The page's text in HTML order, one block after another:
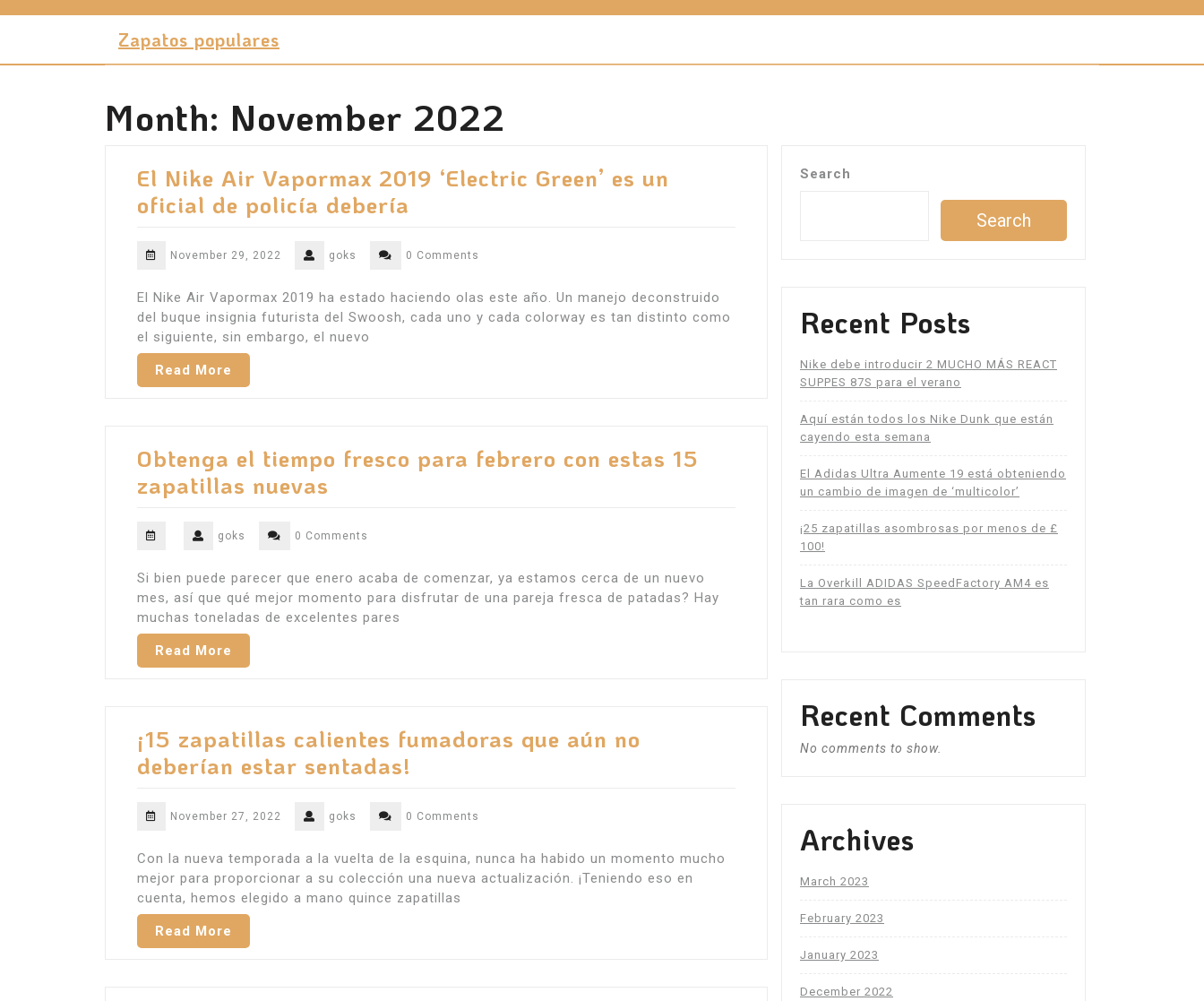
Zapatos populares
Month: November 2022
El Nike Air Vapormax 2019 ‘Electric Green’ es un
oficial de policía debería
November 29, 2022 goks 0 Comments
El Nike Air Vapormax 2019 ha estado haciendo olas este año. Un manejo deconstruido
del buque insignia futurista del Swoosh, cada uno y cada colorway es tan distinto como
el siguiente, sin embargo, el nuevo
Read More
Obtenga el tiempo fresco para febrero con estas 15
zapatillas nuevas
goks 0 Comments
Si bien puede parecer que enero acaba de comenzar, ya estamos cerca de un nuevo
mes, así que qué mejor momento para disfrutar de una pareja fresca de patadas? Hay
muchas toneladas de excelentes pares
Read More
¡15 zapatillas calientes fumadoras que aún no
deberían estar sentadas!
November 27, 2022 goks 0 Comments
Con la nueva temporada a la vuelta de la esquina, nunca ha habido un momento mucho
mejor para proporcionar a su colección una nueva actualización. ¡Teniendo eso en
cuenta, hemos elegido a mano quince zapatillas
Read More
Search
Search
Recent Posts
Nike debe introducir 2 MUCHO MÁS REACT
SUPPES 87S para el verano
Aquí están todos los Nike Dunk que están
cayendo esta semana
El Adidas Ultra Aumente 19 está obteniendo
un cambio de imagen de ‘multicolor’
¡25 zapatillas asombrosas por menos de £
100!
La Overkill ADIDAS SpeedFactory AM4 es
tan rara como es
Recent Comments
No comments to show.
Archives
March 2023
February 2023
January 2023
December 2022